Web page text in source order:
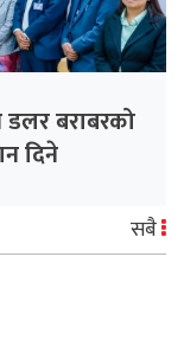
बराबरको
दिने
सबै